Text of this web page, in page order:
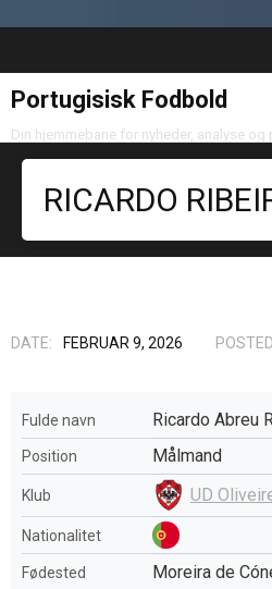
Portugisisk Fodbold
Din hjemmebane for nyheder, analyse
RICARDO
DATE: FEBRUAR 9, 2026
Fulde navn Ricardo Abreu
Position Målmand
Klub UD
Nationalitet
Fødested Moreira de